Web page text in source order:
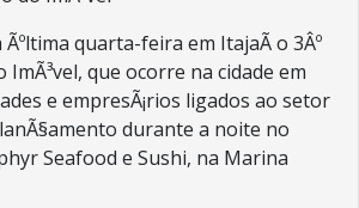
Ãºltima quarta-feira em ItajaÃ­ o 3Âº
ImÃ³vel, que ocorre na cidade em
e empresÃ¡rios ligados ao setor
durante a noite no
Seafood e Sushi, na Marina